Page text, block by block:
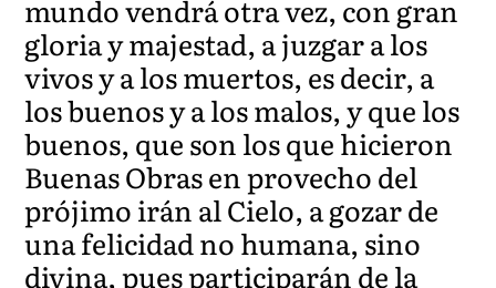
mundo vendrá otra vez, con gran
gloria y majestad, a juzgar a los
vivos y a los muertos, es decir, a
los buenos y a los malos, y que los
buenos, que son los que hicieron
Buenas Obras en provecho del
prójimo irán al Cielo, a gozar de
una felicidad no humana, sino
divina, pues participarán de la